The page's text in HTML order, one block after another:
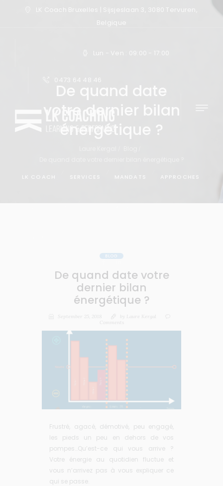
LK Coach Bruxelles | Sijsjeslaan 3, 3080 Tervuren,
Belgique
Lun - Ven : 09:00 - 17:00
0473 64 48 46
LK COACH SERVICES MANDATS APPROCHES
De quand date
votre dernier bilan
énergétique ?
BLOG
De quand date votre
dernier bilan
énergétique ?
September 25, 2018 by Laure Kergal
Comments
Frustré, agacé, démotivé, peu engagé,
les pieds un peu en dehors de vos
pompes…Qu’est-ce qui vous arrive ?
Votre énergie au quotidien fluctue et
vous n’arrivez pas à vous expliquer ce
qui se passe.